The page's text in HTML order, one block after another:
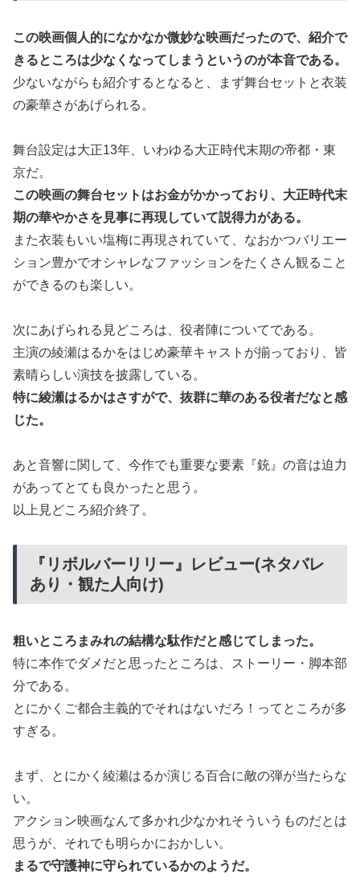
この映画個人的になかなか微妙な映画だったので、紹介で
きるところは少なくなってしまうというのが本音である。
少ないながらも紹介するとなると、まず舞台セットと衣装
の豪華さがあげられる。
舞台設定は大正13年、いわゆる大正時代末期の帝都・東
京だ。
この映画の舞台セットはお金がかかっており、大正時代末
期の華やかさを見事に再現していて説得力がある。
また衣装もいい塩梅に再現されていて、なおかつバリエー
ション豊かでオシャレなファッションをたくさん観ること
ができるのも楽しい。
次にあげられる見どころは、役者陣についてである。
主演の綾瀬はるかをはじめ豪華キャストが揃っており、皆
素晴らしい演技を披露している。
特に綾瀬はるかはさすがで、抜群に華のある役者だなと感
じた。
あと音響に関して、今作でも重要な要素『銃』の音は迫力
があってとても良かったと思う。
以上見どころ紹介終了。
『リボルバーリリー』レビュー(ネタバレ
あり・観た人向け)
粗いところまみれの結構な駄作だと感じてしまった。
特に本作でダメだと思ったところは、ストーリー・脚本部
分である。
とにかくご都合主義的でそれはないだろ！ってところが多
すぎる。
まず、とにかく綾瀬はるか演じる百合に敵の弾が当たらな
い。
アクション映画なんて多かれ少なかれそういうものだとは
思うが、それでも明らかにおかしい。
まるで守護神に守られているかのようだ。